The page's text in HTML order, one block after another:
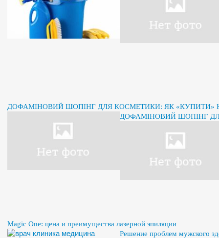
ДОФАМІНОВИЙ ШОПІНГ ДЛЯ КОСМЕТИКИ: ЯК «КУПИТИ»
ДОФАМІНОВИЙ ШОПІНГ
Magic One: цена и преимущества лазерной эпиляции
Решение проблем мужского